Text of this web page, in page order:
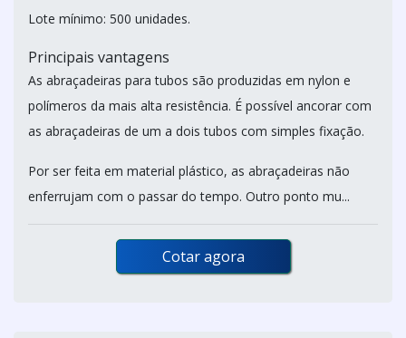
Lote mínimo: 500 unidades.
Principais vantagens
As abraçadeiras para tubos são produzidas em nylon e
polímeros da mais alta resistência. É possível ancorar com
as abraçadeiras de um a dois tubos com simples fixação.
Por ser feita em material plástico, as abraçadeiras não
enferrujam com o passar do tempo. Outro ponto mu...
Cotar agora